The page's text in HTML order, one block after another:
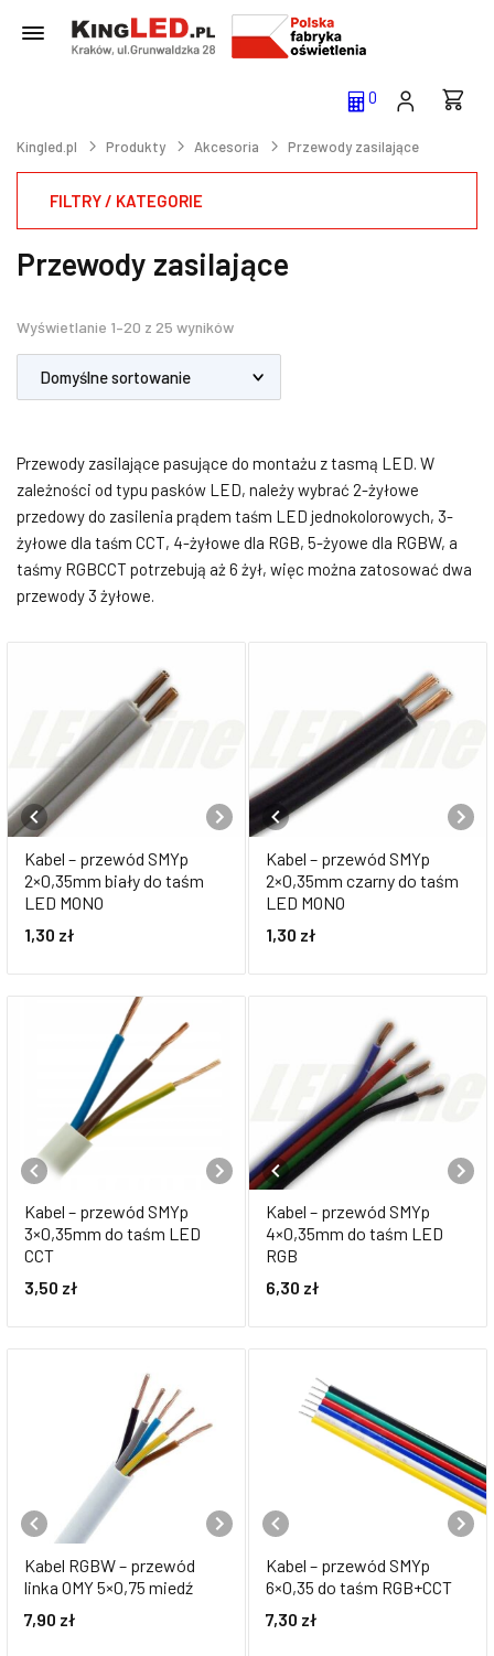
0
Kingled.pl Produkty Akcesoria Przewody zasilające
Przewody zasilające
Wyświetlanie 1–20 z 25 wyników
Przewody zasilające pasujące do montażu z tasmą LED. W
zależności od typu pasków LED, należy wybrać 2-żyłowe
przedowy do zasilenia prądem taśm LED jednokolorowych, 3-
żyłowe dla taśm CCT, 4-żyłowe dla RGB, 5-żyowe dla RGBW, a
taśmy RGBCCT potrzebują aż 6 żył, więc można zatosować dwa
przewody 3 żyłowe.
Kabel – przewód SMYp
2×0,35mm biały do taśm
LED MONO
1,30 zł
Kabel – przewód SMYp
2×0,35mm czarny do taśm
LED MONO
1,30 zł
Kabel – przewód SMYp
3×0,35mm do taśm LED
CCT
3,50 zł
Kabel – przewód SMYp
4×0,35mm do taśm LED
RGB
6,30 zł
Kabel RGBW – przewód
linka OMY 5×0,75 miedź
7,90 zł
Kabel – przewód SMYp
6×0,35 do taśm RGB+CCT
7,30 zł
FILTRY / KATEGORIE